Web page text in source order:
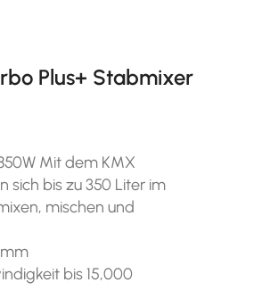
Plus+ Stabmixer
Mit dem KMX
sich bis zu 350 Liter im
mischen und
bis 15,000